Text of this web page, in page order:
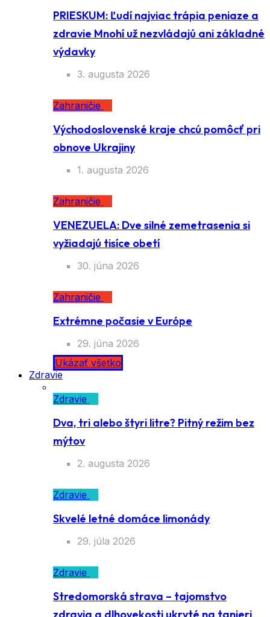
PRIESKUM: Ľudí najviac trápia peniaze a
zdravie Mnohí už nezvládajú ani základné
výdavky
3. augusta 2026
Zahraničie
Východoslovenské kraje chcú pomôcť pri
obnove Ukrajiny
1. augusta 2026
Zahraničie
VENEZUELA: Dve silné zemetrasenia si
vyžiadajú tisíce obetí
30. júna 2026
Zahraničie
Extrémne počasie v Európe
29. júna 2026
Ukázať všetko
Zdravie
Zdravie
Dva, tri alebo štyri litre? Pitný režim bez
mýtov
2. augusta 2026
Zdravie
Skvelé letné domáce limonády
29. júla 2026
Zdravie
Stredomorská strava – tajomstvo